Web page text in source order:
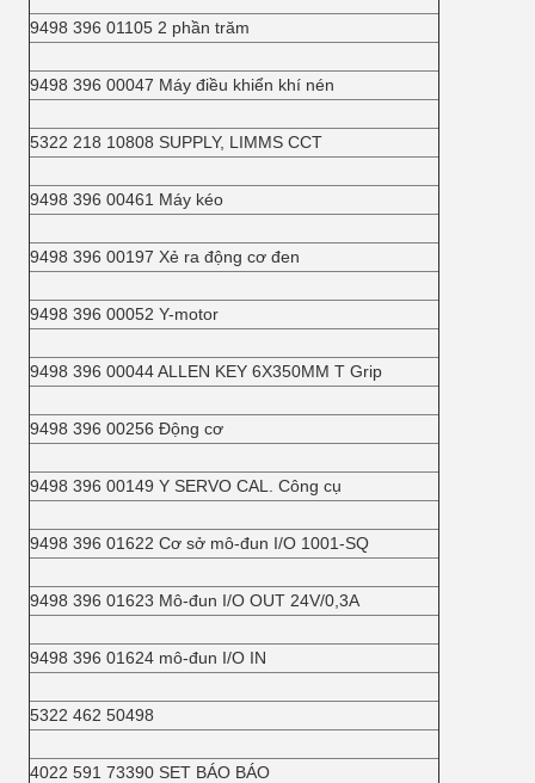
9498 396 01105 2 phần trăm
9498 396 00047 Máy điều khiển khí nén
5322 218 10808 SUPPLY, LIMMS CCT
9498 396 00461 Máy kéo
9498 396 00197 Xẻ ra động cơ đen
9498 396 00052 Y-motor
9498 396 00044 ALLEN KEY 6X350MM T Grip
9498 396 00256 Động cơ
9498 396 00149 Y SERVO CAL. Công cụ
9498 396 01622 Cơ sở mô-đun I/O 1001-SQ
9498 396 01623 Mô-đun I/O OUT 24V/0,3A
9498 396 01624 mô-đun I/O IN
5322 462 50498
4022 591 73390 SET BÁO BÁO